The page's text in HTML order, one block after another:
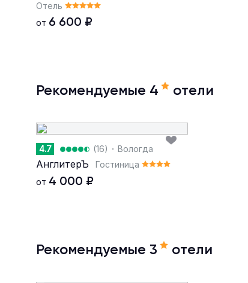
Отель
от 6 600 ₽
Рекомендуемые 4 отели
4.7 (16) · Вологда
АнглитерЪ
Гостиница
от 4 000 ₽
Рекомендуемые 3 отели